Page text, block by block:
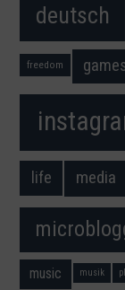
deutsch
freedom
life media
music musik